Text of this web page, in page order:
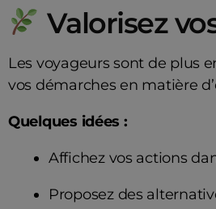
Valorisez
Les voyageurs sont de plus
vos démarches en matière
Quelques idées :
Affichez vos actions
Proposez des